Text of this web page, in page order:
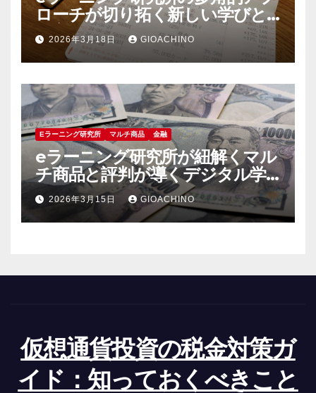
ローチが切り拓く新しい学びと
教育支援の未来
2026年3月18日 GIOACHINO
Eラーニング研究所 マルチ商品 金融
eラーニング研究所が紐解くマル
チ商品と評判が導くデジタル学
習最前線
2026年3月15日 GIOACHINO
仮想通貨投資の税金対策ガ
イド：知っておくべきこと